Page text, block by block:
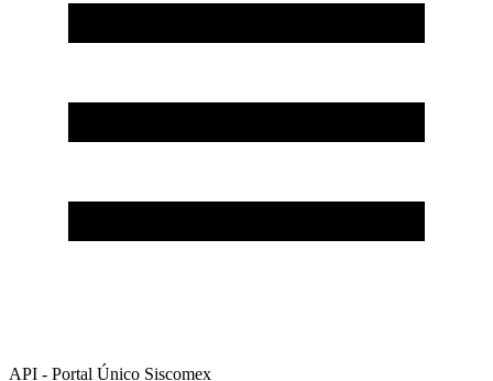
API - Portal Único Siscomex